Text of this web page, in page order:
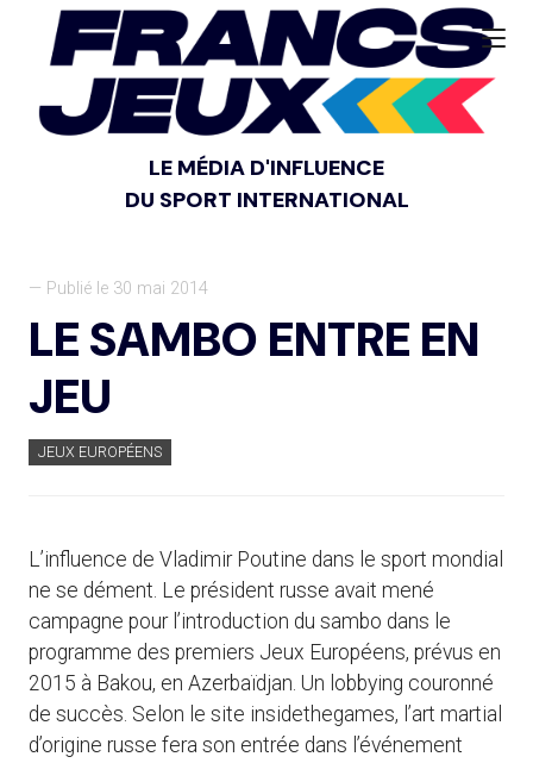
LE MÉDIA D'INFLUENCE
DU SPORT INTERNATIONAL
— Publié le 30 mai 2014
LE SAMBO ENTRE EN
JEU
JEUX EUROPÉENS
L’influence de Vladimir Poutine dans le sport mondial
ne se dément. Le président russe avait mené
campagne pour l’introduction du sambo dans le
programme des premiers Jeux Européens, prévus en
2015 à Bakou, en Azerbaïdjan. Un lobbying couronné
de succès. Selon le site insidethegames, l’art martial
d’origine russe fera son entrée dans l’événement